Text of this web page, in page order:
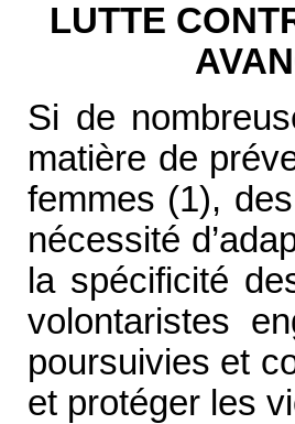
LUTTE
Si de
matière de
femmes (1),
nécessité
la spécificité
volontaristes
poursuivies et
et protéger les